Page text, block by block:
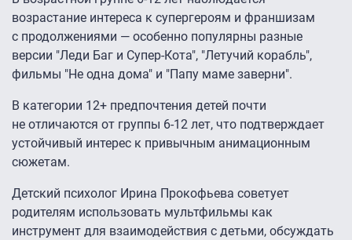
возрастание интереса к супергероям и франшизам
с продолжениями — особенно популярны разные
версии "Леди Баг и Супер-Кота", "Летучий корабль",
фильмы "Не одна дома" и "Папу маме заверни".
В категории 12+ предпочтения детей почти
не отличаются от группы 6-12 лет, что подтверждает
устойчивый интерес к привычным анимационным
сюжетам.
Детский психолог Ирина Прокофьева советует
родителям использовать мультфильмы как
инструмент для взаимодействия с детьми, обсуждать